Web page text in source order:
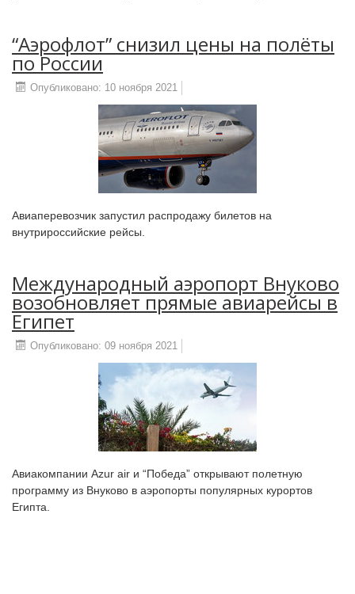
“Аэрофлот” снизил цены на полёты
по России
Опубликовано: 10 ноября 2021
Авиаперевозчик запустил распродажу билетов на
внутрироссийские рейсы.
Международный аэропорт Внуково
возобновляет прямые авиарейсы в
Египет
Опубликовано: 09 ноября 2021
Авиакомпании Azur air и “Победа” открывают полетную
программу из Внуково в аэропорты популярных курортов
Египта.